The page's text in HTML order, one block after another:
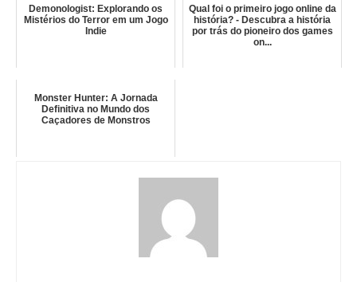
Demonologist: Explorando os
Mistérios do Terror em um Jogo
Indie
Qual foi o primeiro jogo online da
história? - Descubra a história
por trás do pioneiro dos games
on...
Monster Hunter: A Jornada
Definitiva no Mundo dos
Caçadores de Monstros